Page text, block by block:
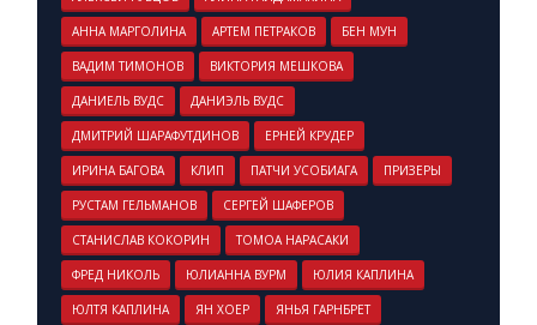
АННА МАРГОЛИНА АРТЕМ ПЕТРАКОВ БЕН МУН
ВАДИМ ТИМОНОВ ВИКТОРИЯ МЕШКОВА
ДАНИЕЛЬ ВУДС ДАНИЭЛЬ ВУДС
ДМИТРИЙ ШАРАФУТДИНОВ ЕРНЕЙ КРУДЕР
ИРИНА БАГОВА КЛИП ПАТЧИ УСОБИАГА ПРИЗЕРЫ
РУСТАМ ГЕЛЬМАНОВ СЕРГЕЙ ШАФЕРОВ
СТАНИСЛАВ КОКОРИН ТОМОА НАРАСАКИ
ФРЕД НИКОЛЬ ЮЛИАННА ВУРМ ЮЛИЯ КАПЛИНА
ЮЛТЯ КАПЛИНА ЯН ХОЕР ЯНЬЯ ГАРНБРЕТ